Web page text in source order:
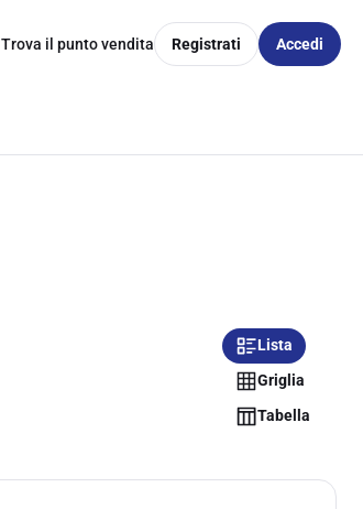
Trova il punto vendita Registrati Accedi
Lista
Griglia
Tabella